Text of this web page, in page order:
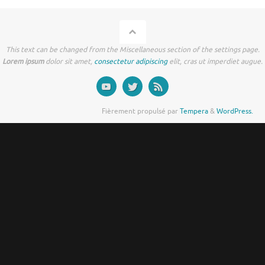
This text can be changed from the Miscellaneous section of the settings page.
Lorem ipsumdolor sit amet, consectetur adipiscingelit, cras ut imperdiet augue.
Fièrement propulsé parTempera&WordPress.